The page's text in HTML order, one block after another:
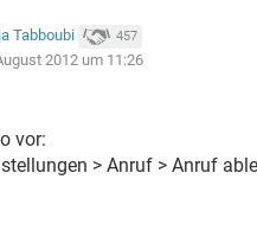
Tabboubi 457
2012 um 11:26
vor:
> Anruf > Anruf